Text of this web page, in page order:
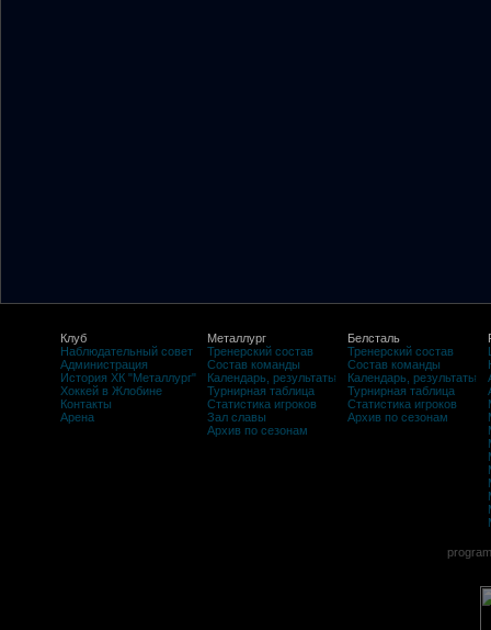
Клуб
Наблюдательный совет
Администрация
История ХК "Металлург"
Хоккей в Жлобине
Контакты
Арена
Металлург
Тренерский состав
Состав команды
Календарь, результаты
Турнирная таблица
Статистика игроков
Зал славы
Архив по сезонам
Белсталь
Тренерский состав
Состав команды
Календарь, результаты
Турнирная таблица
Статистика игроков
Архив по сезонам